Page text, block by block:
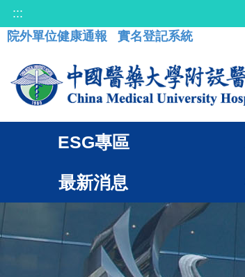
:::
院外單位健康通報
實名登記系統
ESG專區
最新消息